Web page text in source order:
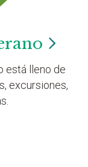
está lleno de
excursiones,